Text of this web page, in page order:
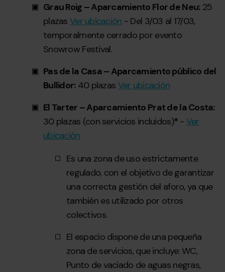
Grau Roig – Aparcamiento Flor de Neu:25
plazas Ver ubicación - Del 3/03 al 17/03,
temporalmente cerrado por evento
Snowrow Festival.
Pas de la Casa – Aparcamiento público del
Bullidor:40 plazas Ver ubicación
El Tarter – Aparcamiento Prat de la Costa:
30 plazas (con servicios incluidos)* - Ver
ubicación
Es una zona de uso estrictamente
regulado, con el objetivo de garantizar
una correcta gestión del aforo, ya que
también es utilizado por otros
colectivos.
El espacio dispone de una pequeña
zona de servicios, que incluye: WC,
Punto de vaciado de aguas negras,